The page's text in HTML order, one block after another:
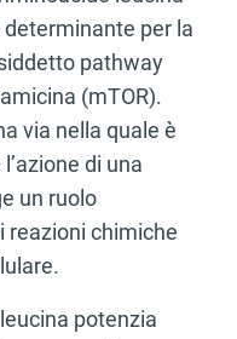
per la
pathway
(mTOR).
via nella quale è
di una
un ruolo
reazioni chimiche
potenzia